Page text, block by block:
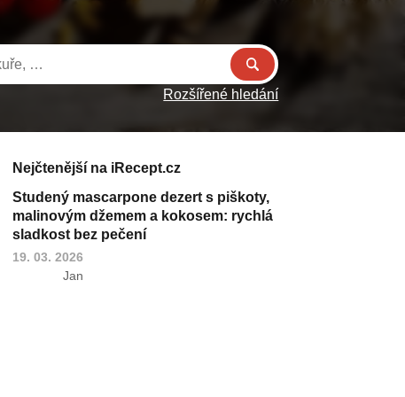
Rozšířené hledání
Nejčtenější na iRecept.cz
Studený mascarpone dezert s piškoty,
malinovým džemem a kokosem: rychlá
sladkost bez pečení
19. 03. 2026
Jan